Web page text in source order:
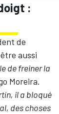
:
de
aussi
de freiner la
Moreira.
il a bloqué
des choses